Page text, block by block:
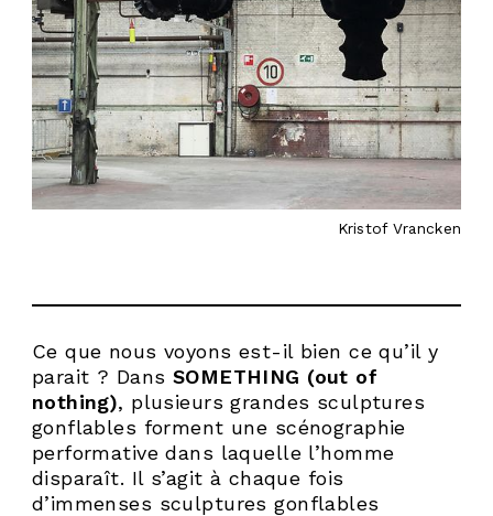
Kristof Vrancken
Ce que nous voyons est-il bien ce qu’il y
parait ? Dans SOMETHING (out of
nothing), plusieurs grandes sculptures
gonflables forment une scénographie
performative dans laquelle l’homme
disparaît. Il s’agit à chaque fois
d’immenses sculptures gonflables